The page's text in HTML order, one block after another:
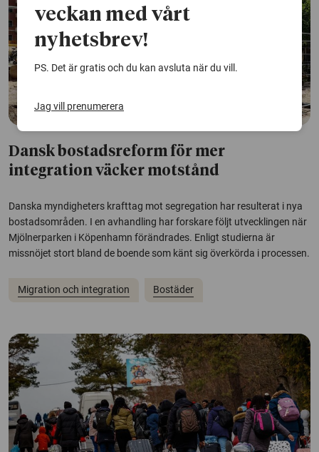
Dansk bostadsreform för mer
integration väcker motstånd
Danska myndigheters krafttag mot segregation har resulterat i nya
bostadsområden. I en avhandling har forskare följt utvecklingen när
Mjölnerparken i Köpenhamn förändrades. Enligt studierna är
missnöjet stort bland de boende som känt sig överkörda i processen.
Migration och integration Bostäder
veckan med vårt
nyhetsbrev!
PS. Det är gratis och du kan avsluta när du vill.
Jag vill prenumerera